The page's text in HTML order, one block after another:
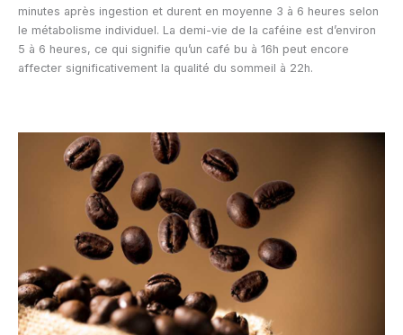
minutes après ingestion et durent en moyenne 3 à 6 heures selon
le métabolisme individuel. La demi-vie de la caféine est d’environ
5 à 6 heures, ce qui signifie qu’un café bu à 16h peut encore
affecter significativement la qualité du sommeil à 22h.